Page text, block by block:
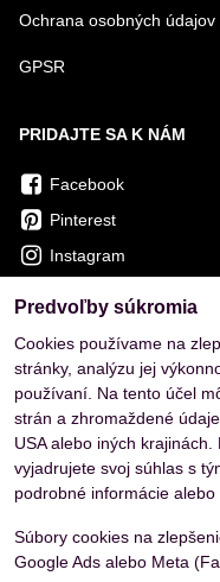
Ochrana osobných údajov
GPSR
PRIDAJTE SA K NÁM
Facebook
Pinterest
Instagram
Predvoľby súkromia
Cookies používame na
stránky, analýzu jej
používaní. Na tento účel
strán a zhromaždené
USA alebo iných krajinách.
vyjadrujete svoj súhlas s
podrobné informácie
Súbory cookies na
Google Ads alebo Meta